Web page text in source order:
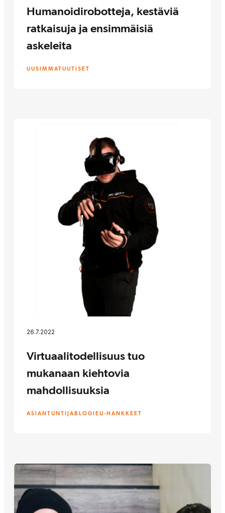
UUSIMMATUUTISET
Humanoidirobotteja, kestäviä
ratkaisuja ja ensimmäisiä
askeleita
26.7.2022
ASIANTUNTIJABLOGI EU-HANKKEET
Virtuaalitodellisuus tuo
mukanaan kiehtovia
mahdollisuuksia